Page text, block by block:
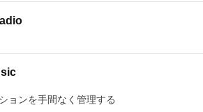
ョンを手間なく管理する